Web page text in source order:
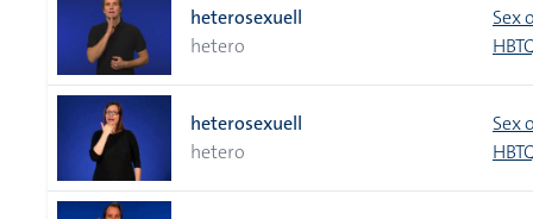
heterosexuell
hetero
Sex
heterosexuell
hetero
Sex